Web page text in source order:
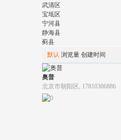
武清区
宝坻区
宁河县
静海县
蓟县
默认 浏览量 创建时间
奥普
北京市朝阳区, 17810306886